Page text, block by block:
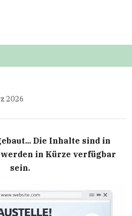
2026
Die Inhalte sind in
in Kürze verfügbar
sein.